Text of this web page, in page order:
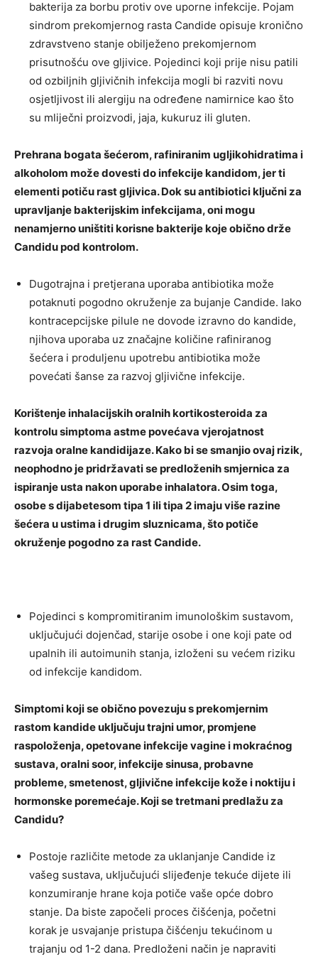
bakterija za borbu protiv ove uporne infekcije. Pojam
sindrom prekomjernog rasta Candide opisuje kronično
zdravstveno stanje obilježeno prekomjernom
prisutnošću ove gljivice. Pojedinci koji prije nisu patili
od ozbiljnih gljivičnih infekcija mogli bi razviti novu
osjetljivost ili alergiju na određene namirnice kao što
su mliječni proizvodi, jaja, kukuruz ili gluten.
Prehrana bogata šećerom, rafiniranim ugljikohidratima i
alkoholom može dovesti do infekcije kandidom, jer ti
elementi potiču rast gljivica. Dok su antibiotici ključni za
upravljanje bakterijskim infekcijama, oni mogu
nenamjerno uništiti korisne bakterije koje obično drže
Candidu pod kontrolom.
Dugotrajna i pretjerana uporaba antibiotika može
potaknuti pogodno okruženje za bujanje Candide. Iako
kontracepcijske pilule ne dovode izravno do kandide,
njihova uporaba uz značajne količine rafiniranog
šećera i produljenu upotrebu antibiotika može
povećati šanse za razvoj gljivične infekcije.
Korištenje inhalacijskih oralnih kortikosteroida za
kontrolu simptoma astme povećava vjerojatnost
razvoja oralne kandidijaze. Kako bi se smanjio ovaj rizik,
neophodno je pridržavati se predloženih smjernica za
ispiranje usta nakon uporabe inhalatora. Osim toga,
osobe s dijabetesom tipa 1 ili tipa 2 imaju više razine
šećera u ustima i drugim sluznicama, što potiče
okruženje pogodno za rast Candide.
Pojedinci s kompromitiranim imunološkim sustavom,
uključujući dojenčad, starije osobe i one koji pate od
upalnih ili autoimunih stanja, izloženi su većem riziku
od infekcije kandidom.
Simptomi koji se obično povezuju s prekomjernim
rastom kandide uključuju trajni umor, promjene
raspoloženja, opetovane infekcije vagine i mokraćnog
sustava, oralni soor, infekcije sinusa, probavne
probleme, smetenost, gljivične infekcije kože i noktiju i
hormonske poremećaje. Koji se tretmani predlažu za
Candidu?
Postoje različite metode za uklanjanje Candide iz
vašeg sustava, uključujući slijeđenje tekuće dijete ili
konzumiranje hrane koja potiče vaše opće dobro
stanje. Da biste započeli proces čišćenja, početni
korak je usvajanje pristupa čišćenju tekućinom u
trajanju od 1-2 dana. Predloženi način je napraviti